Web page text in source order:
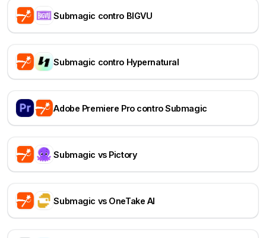
Submagic contro BIGVU
Submagic contro Hypernatural
Adobe Premiere Pro contro Submagic
Submagic vs Pictory
Submagic vs OneTake AI